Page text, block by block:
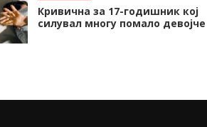
Кривична за 17-годишник кој
силувал многу помало девојче